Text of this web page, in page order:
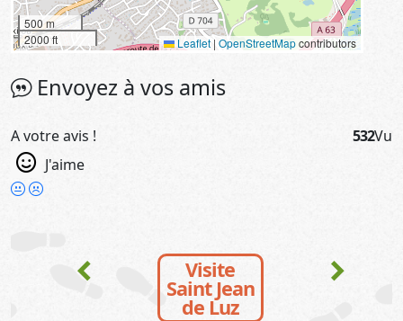
500 m
2000 ft
Leaflet | OpenStreetMapcontributors
Envoyez à vos amis
A votre avis !
J'aime
532Vu
chevron_left Visite
Saint Jean
de Luz
chevron_right